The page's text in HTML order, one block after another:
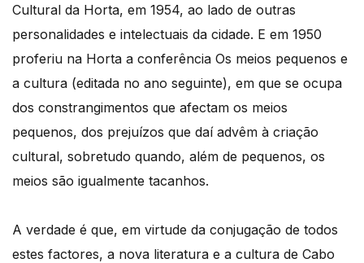
Cultural da Horta, em 1954, ao lado de outras
personalidades e intelectuais da cidade. E em 1950
proferiu na Horta a conferência Os meios pequenos e
a cultura (editada no ano seguinte), em que se ocupa
dos constrangimentos que afectam os meios
pequenos, dos prejuízos que daí advêm à criação
cultural, sobretudo quando, além de pequenos, os
meios são igualmente tacanhos.
A verdade é que, em virtude da conjugação de todos
estes factores, a nova literatura e a cultura de Cabo